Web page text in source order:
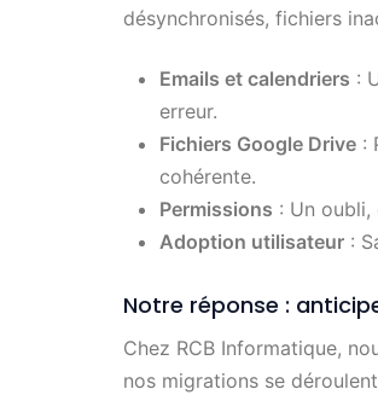
désynchronisés, fichiers
Emails et calendriers :
erreur.
Fichiers Google Drive :
cohérente.
Permissions : Un oubli,
Adoption utilisateur :
Notre réponse :
Chez RCB Informatique,
nos migrations se